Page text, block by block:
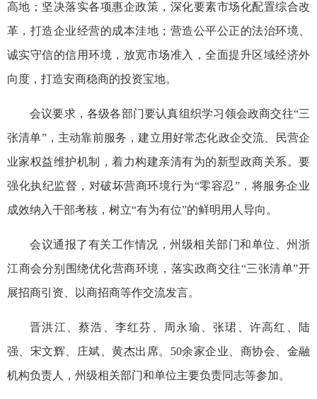
高地；坚决落实各项惠企政策，深化要素市场化配置综合改
革，打造企业经营的成本洼地；营造公平公正的法治环境、
诚实守信的信用环境，放宽市场准入，全面提升区域经济外
向度，打造安商稳商的投资宝地。
会议要求，各级各部门要认真组织学习领会政商交往“三
张清单”，主动靠前服务，建立用好常态化政企交流、民营企
业家权益维护机制，着力构建亲清有为的新型政商关系。要
强化执纪监督，对破坏营商环境行为“零容忍”，将服务企业
成效纳入干部考核，树立“有为有位”的鲜明用人导向。
会议通报了有关工作情况，州级相关部门和单位、州浙
江商会分别围绕优化营商环境，落实政商交往“三张清单”开
展招商引资、以商招商等作交流发言。
晋洪江、蔡浩、李红芬、周永瑜、张珺、许高红、陆
强、宋文辉、庄斌、黄杰出席。50余家企业、商协会、金融
机构负责人，州级相关部门和单位主要负责同志等参加。